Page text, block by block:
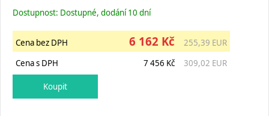
Dostupnost: Dostupné, dodání 10 dní
Cena bez DPH 6 162 Kč
255,39 EUR
Cena s DPH
7 456 Kč 309,02 EUR